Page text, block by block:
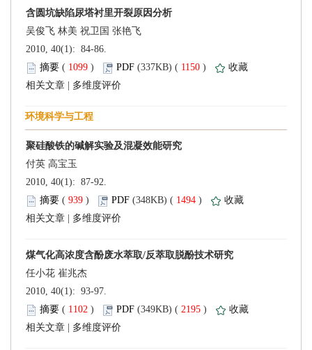
2010, 40(1): 84-86.
(
) 1150 )
2010, 40(1): 87-92.
(
) 1494 )
2010, 40(1): 93-97.
(
) 2195 )